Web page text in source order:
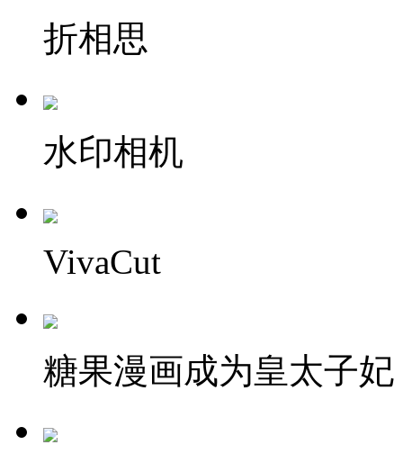
折相思
水印相机
VivaCut
糖果漫画成为皇太子妃